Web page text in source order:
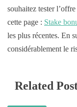
souhaitez tester
cette page : Stake
les plus récentes. En
considérablement le
Related